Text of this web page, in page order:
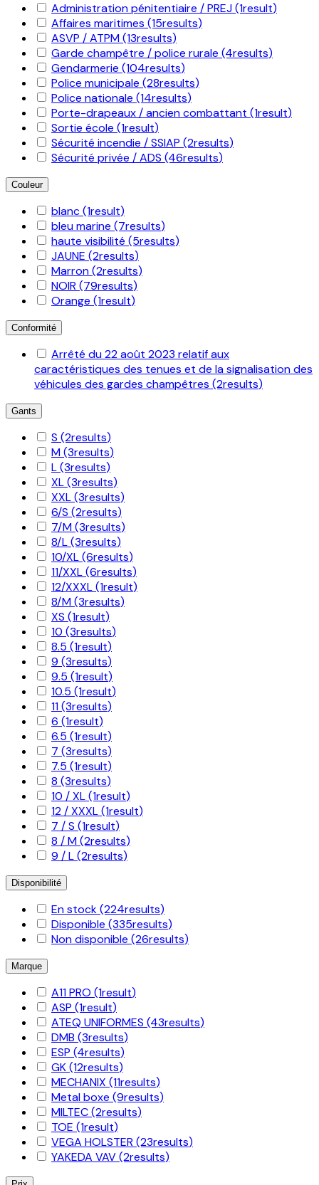
Administration pénitentiaire / PREJ(1result)
Affaires maritimes (15results)
ASVP / ATPM(13results)
Garde champêtre / police rurale (4results)
Gendarmerie (104results)
Police municipale (28results)
Police nationale (14results)
Porte-drapeaux / ancien combattant (1result)
Sortie école (1result)
Sécurité incendie / SSIAP (2results)
Sécurité privée / ADS (46results)
Couleur
blanc(1result)
bleu marine (7results)
haute visibilité (5results)
JAUNE (2results)
Marron(2results)
NOIR (79results)
Orange (1result)
Conformité
Arrêté du 22 août 2023 relatif aux
caractéristiques des tenues et de la signalisation des
véhicules des gardes champêtres (2results)
Gants
S (2results)
M(3results)
L(3results)
XL(3results)
XXL(3results)
6/S (2results)
7/M(3results)
8/L(3results)
10/XL(6results)
11/XXL(6results)
12/XXXL(1result)
8/M(3results)
XS (1result)
10 (3results)
8.5 (1result)
9 (3results)
9.5 (1result)
10.5 (1result)
11(3results)
6 (1result)
6.5 (1result)
7 (3results)
7.5 (1result)
8 (3results)
10 / XL(1result)
12 / XXXL(1result)
7 / S (1result)
8 / M(2results)
9 / L(2results)
Disponibilité
En stock(224results)
Disponible (335results)
Non disponible (26results)
Marque
A11 PRO (1result)
ASP (1result)
ATEQ UNIFORMES (43results)
DMB (3results)
ESP (4results)
GK(12results)
MECHANIX (11results)
Metal boxe (9results)
MILTEC(2results)
TOE (1result)
VEGA HOLSTER (23results)
YAKEDA VAV(2results)